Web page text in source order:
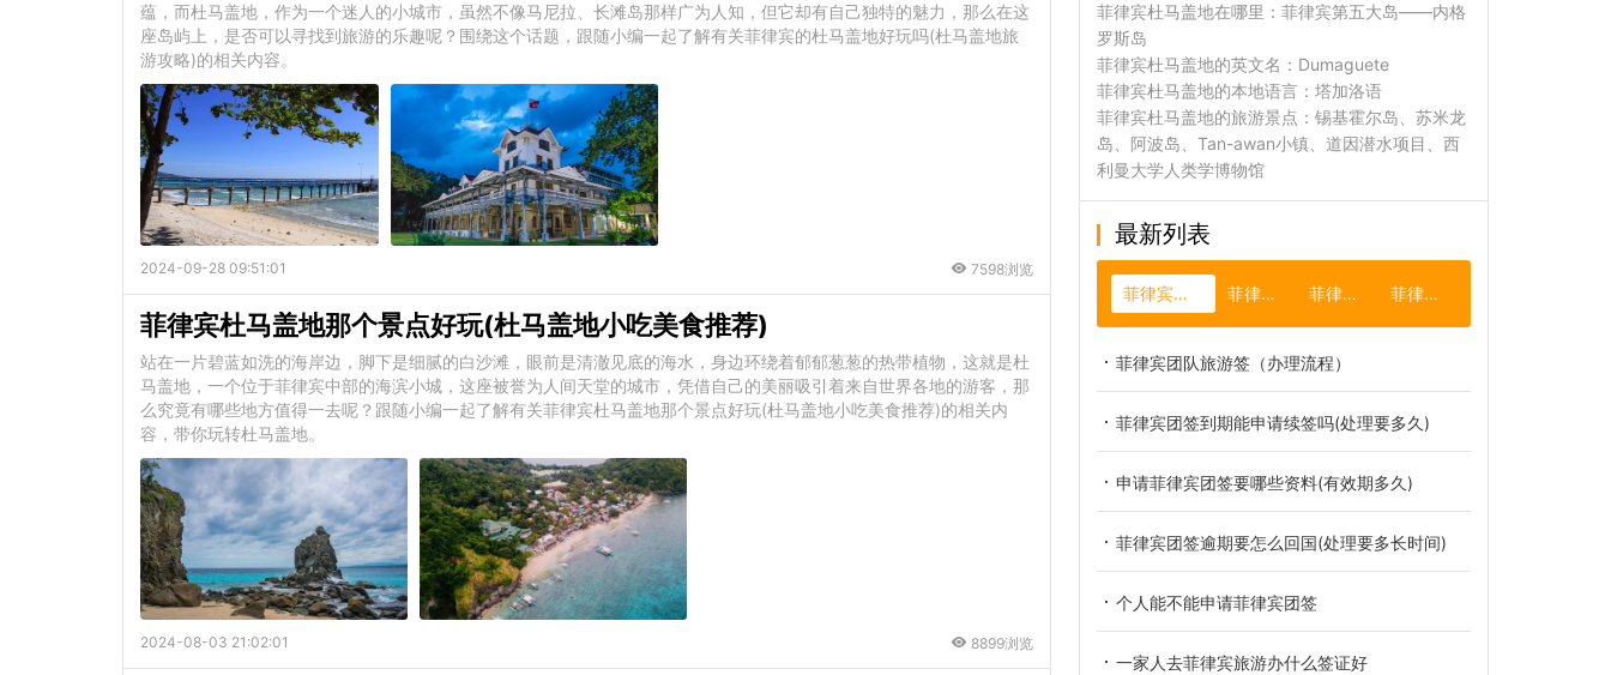
蕴，而杜马盖地，作为一个迷人的小城市，虽然不像马尼拉、长滩岛那样广为人知，但它却有自己独特的魅力，那么在这
座岛屿上，是否可以寻找到旅游的乐趣呢？围绕这个话题，跟随小编一起了解有关菲律宾的杜马盖地好玩吗(杜马盖地旅
游攻略)的相关内容。
2024-09-28 09:51:01 7598浏览
菲律宾杜马盖地那个景点好玩(杜马盖地小吃美食推荐)
站在一片碧蓝如洗的海岸边，脚下是细腻的白沙滩，眼前是清澈见底的海水，身边环绕着郁郁葱葱的热带植物，这就是杜
马盖地，一个位于菲律宾中部的海滨小城，这座被誉为人间天堂的城市，凭借自己的美丽吸引着来自世界各地的游客，那
么究竟有哪些地方值得一去呢？跟随小编一起了解有关菲律宾杜马盖地那个景点好玩(杜马盖地小吃美食推荐)的相关内
容，带你玩转杜马盖地。
2024-08-03 21:02:01 8899浏览
菲律宾杜马盖地在哪里：菲律宾第五大岛——内格
罗斯岛
菲律宾杜马盖地的英文名：Dumaguete
菲律宾杜马盖地的本地语言：塔加洛语
菲律宾杜马盖地的旅游景点：锡基霍尔岛、苏米龙
岛、阿波岛、Tan-awan小镇、道因潜水项目、西
利曼大学人类学博物馆
最新列表
菲律宾跟团签证 菲律宾台风 菲律宾护照 菲律宾NBI
菲律宾团队旅游签（办理流程）
菲律宾团签到期能申请续签吗(处理要多久)
申请菲律宾团签要哪些资料(有效期多久)
菲律宾团签逾期要怎么回国(处理要多长时间)
个人能不能申请菲律宾团签
一家人去菲律宾旅游办什么签证好